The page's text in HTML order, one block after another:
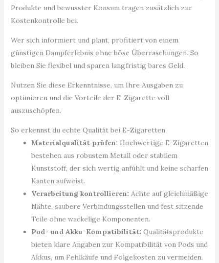
Produkte und bewusster Konsum tragen zusätzlich zur
Kostenkontrolle bei.
Wer sich informiert und plant, profitiert von einem
günstigen Dampferlebnis ohne böse Überraschungen. So
bleiben Sie flexibel und sparen langfristig bares Geld.
Nutzen Sie diese Erkenntnisse, um Ihre Ausgaben zu
optimieren und die Vorteile der E-Zigarette voll
auszuschöpfen.
So erkennst du echte Qualität bei E-Zigaretten
Materialqualität prüfen: Hochwertige E-Zigaretten
bestehen aus robustem Metall oder stabilem
Kunststoff, der sich wertig anfühlt und keine scharfen
Kanten aufweist.
Verarbeitung kontrollieren: Achte auf gleichmäßige
Nähte, saubere Verbindungsstellen und fest sitzende
Teile ohne wackelige Komponenten.
Pod- und Akku-Kompatibilität: Qualitätsprodukte
bieten klare Angaben zur Kompatibilität von Pods und
Akkus, um Fehlkäufe und Folgekosten zu vermeiden.